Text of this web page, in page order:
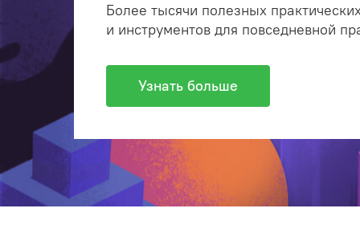
Более тысячи полезных
и инструментов для повседневной
Узнать больше